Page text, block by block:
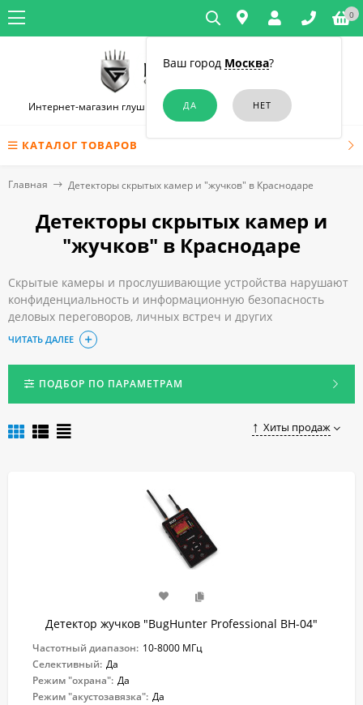
Ваш город Москва?
0
Интернет-магазин глушилок связи и диктофонов в Краснодаре
КАТАЛОГ ТОВАРОВ
Главная Детекторы скрытых камер и "жучков" в Краснодаре
Детекторы скрытых камер и
"жучков" в Краснодаре
Скрытые камеры и прослушивающие устройства нарушают
конфиденциальность и информационную безопасность
деловых переговоров, личных встреч и других
мероприятий. Поэтому обнаружить их без специального
устройства почти невозможно, потому что они имеют
небольшие размеры и хорошо маскируются. Антижучки
помогут указать на местоположение шпионских приборов
посредством звукового или вибрационного сигнала.
"жучков" по доступной цене в Краснодаре вы можете,
ЧИТАТЬ ДАЛЕЕ
ПОДБОР ПО ПАРАМЕТРАМ
Хиты продаж
Детектор жучков "BugHunter Professional BH-04"
Частотный диапазон: 10-8000 МГц
Селективный: Да
Режим "охрана": Да
Режим "акустозавязка": Да